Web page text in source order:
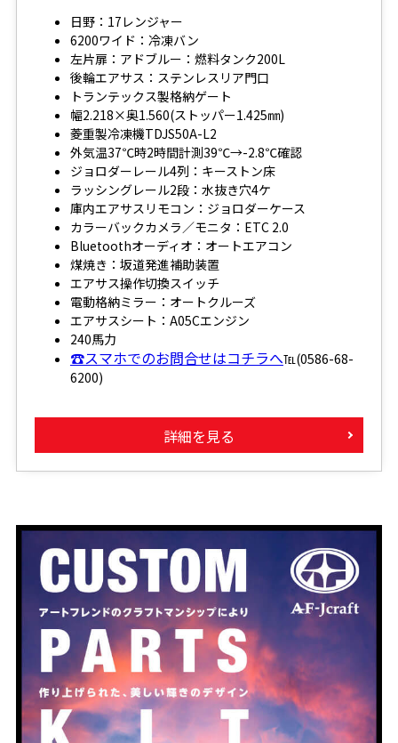
日野：17レンジャー
6200ワイド：冷凍バン
左片扉：アドブルー：燃料タンク200L
後輪エアサス：ステンレスリア門口
トランテックス製格納ゲート
幅2.218×奥1.560(ストッパー1.425㎜)
菱重製冷凍機TDJS50A-L2
外気温37℃時2時間計測39℃→-2.8℃確認
ジョロダーレール4列：キーストン床
ラッシングレール2段：水抜き穴4ケ
庫内エアサスリモコン：ジョロダーケース
カラーバックカメラ／モニタ：ETC 2.0
Bluetoothオーディオ：オートエアコン
煤焼き：坂道発進補助装置
エアサス操作切換スイッチ
電動格納ミラー：オートクルーズ
エアサスシート：A05Cエンジン
240馬力
☎スマホでのお問合せはコチラへ℡(0586-68-
6200)
詳細を見る